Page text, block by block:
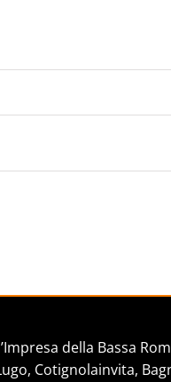
della Bassa
Cotignolainvita,